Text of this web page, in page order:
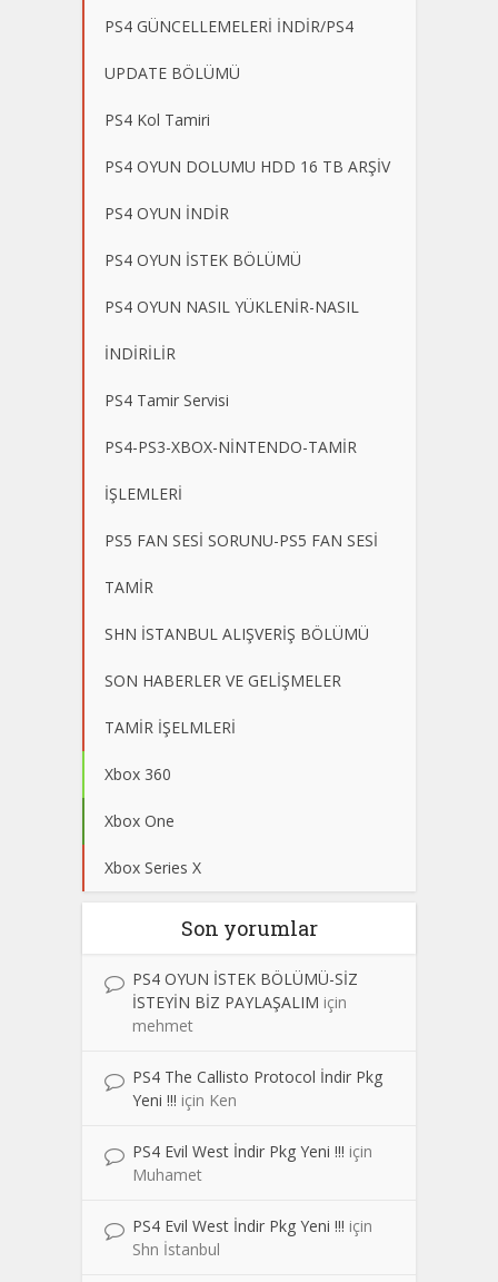
PS4 GÜNCELLEMELERİ İNDİR/PS4
UPDATE BÖLÜMÜ
PS4 Kol Tamiri
PS4 OYUN DOLUMU HDD 16 TB ARŞİV
PS4 OYUN İNDİR
PS4 OYUN İSTEK BÖLÜMÜ
PS4 OYUN NASIL YÜKLENİR-NASIL
İNDİRİLİR
PS4 Tamir Servisi
PS4-PS3-XBOX-NİNTENDO-TAMİR
İŞLEMLERİ
PS5 FAN SESİ SORUNU-PS5 FAN SESİ
TAMİR
SHN İSTANBUL ALIŞVERİŞ BÖLÜMÜ
SON HABERLER VE GELİŞMELER
TAMİR İŞELMLERİ
Xbox 360
Xbox One
Xbox Series X
Son yorumlar
PS4 OYUN İSTEK BÖLÜMÜ-SİZ
İSTEYİN BİZ PAYLAŞALIM için
mehmet
PS4 The Callisto Protocol İndir Pkg
Yeni !!! için Ken
PS4 Evil West İndir Pkg Yeni !!! için
Muhamet
PS4 Evil West İndir Pkg Yeni !!! için
Shn İstanbul